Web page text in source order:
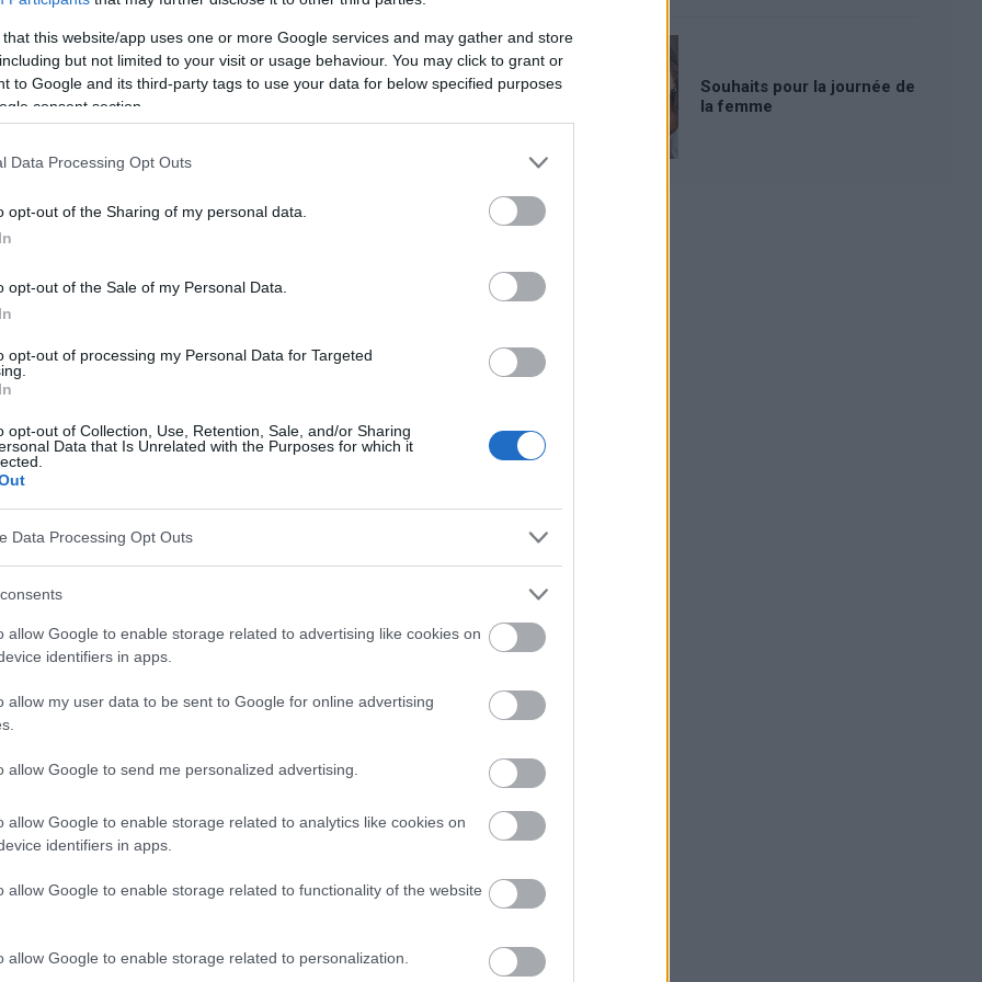
that this website/app uses one or more Google services and may gather and store
but not limited to your visit or usage behaviour. You may click to grant or
to Google and its third-party tags to use your data for below specified purposes
consent section.
Data Processing Opt Outs
opt-out of the Sharing of my personal data.
opt-out of the Sale of my Personal Data.
opt-out of processing my Personal Data for Targeted
opt-out of Collection, Use, Retention, Sale, and/or Sharing
Data that Is Unrelated with the Purposes for which it
Data Processing Opt Outs
allow Google to enable storage related to advertising like cookies on
identifiers in apps.
allow my user data to be sent to Google for online advertising
allow Google to send me personalized advertising.
allow Google to enable storage related to analytics like cookies on
identifiers in apps.
allow Google to enable storage related to functionality of the website
allow Google to enable storage related to personalization.
santé ?
rôle essentiel dans la
à humidifier, réchauffer et filtrer l'air inhalé et à
devient trop sec, les mécanismes
l'irritation et augmente la sensibilité aux
apporte beaucoup de soulagement, aun effet
souvent sec et sa circulation constante augmente
prolongée à des pièces où l'air conditionné est
courants sont les suivants :
Souhaits pour la journée de
la femme